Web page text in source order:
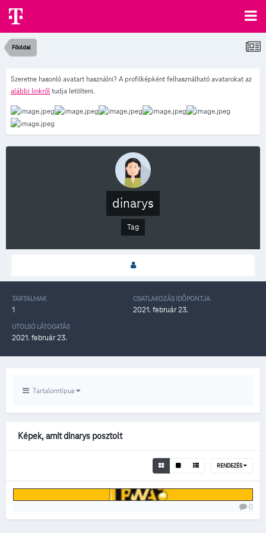
Főoldal
Szeretne hasonló avatart használni? A profilképként felhasználható avatarokat az
alábbi linkről tudja letölteni.
dinarys
Tag
TARTALMAK
1
CSATLAKOZÁS IDŐPONTJA
2021. február 23.
UTOLSÓ LÁTOGATÁS
2021. február 23.
Tartalomtípus
Képek, amit dinarys posztolt
RENDEZÉS
0